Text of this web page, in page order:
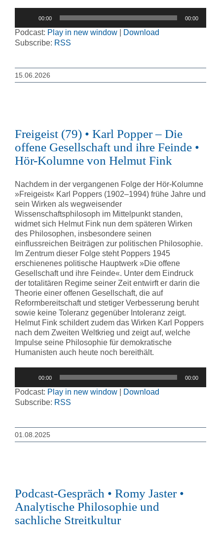
00:00 00:00
Podcast: Play in new window
Download
Subscribe: RSS
15.06.2026
Freigeist (79) • Karl Popper – Die
offene Gesellschaft und ihre Feinde •
Hör-Kolumne von Helmut Fink
Nachdem in der vergangenen Folge der Hör-Kolumne
»Freigeist« Karl Poppers (1902–1994) frühe Jahre und
sein Wirken als wegweisender
Wissenschaftsphilosoph im Mittelpunkt standen,
widmet sich Helmut Fink nun dem späteren Wirken
des Philosophen, insbesondere seinen
einflussreichen Beiträgen zur politischen Philosophie.
Im Zentrum dieser Folge steht Poppers 1945
erschienenes politische Hauptwerk »Die offene
Gesellschaft und ihre Feinde«. Unter dem Eindruck
der totalitären Regime seiner Zeit entwirft er darin die
Theorie einer offenen Gesellschaft, die auf
Reformbereitschaft und stetiger Verbesserung beruht
sowie keine Toleranz gegenüber Intoleranz zeigt.
Helmut Fink schildert zudem das Wirken Karl Poppers
nach dem Zweiten Weltkrieg und zeigt auf, welche
Impulse seine Philosophie für demokratische
Humanisten auch heute noch bereithält.
00:00 00:00
Podcast: Play in new window
Download
Subscribe: RSS
01.08.2025
Podcast-Gespräch • Romy Jaster •
Analytische Philosophie und
sachliche Streitkultur